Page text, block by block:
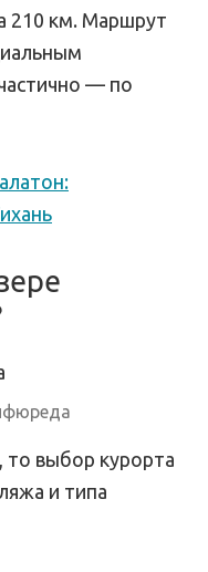
210 км. Маршрут
— по
то выбор курорта
и типа